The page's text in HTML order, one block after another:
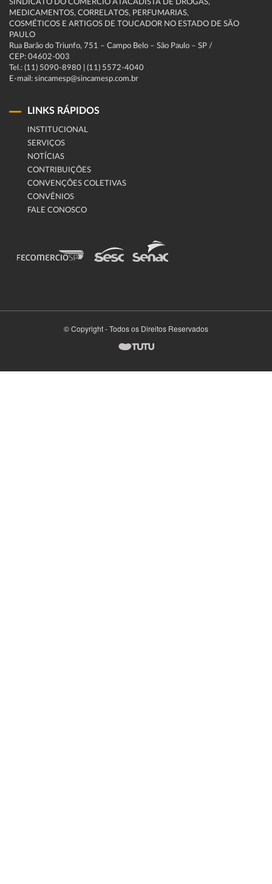
SINDICATO DO COMÉRCIO ATACADISTA DE DROGAS,
MEDICAMENTOS, CORRELATOS, PERFUMARIAS,
COSMÉTICOS E ARTIGOS DE TOUCADOR NO ESTADO DE SÃO
PAULO
Rua Barão do Triunfo, 751 – Campo Belo – São Paulo – SP /
CEP: 04602-003
Tel.: (11) 5090-8980 | (11) 5572-4040
E-mail: sincamesp@sincamesp.com.br
LINKS RÁPIDOS
INSTITUCIONAL
SERVIÇOS
NOTÍCIAS
CONTRIBUIÇÕES
CONVENÇÕES COLETIVAS
CONVÊNIOS
FALE CONOSCO
© Copyright - Todos os Direitos Reservados